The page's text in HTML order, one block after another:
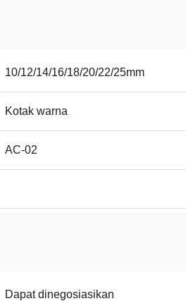
10/12/14/16/18/20/22/25mm
Kotak warna
AC-02
Dapat dinegosiasikan